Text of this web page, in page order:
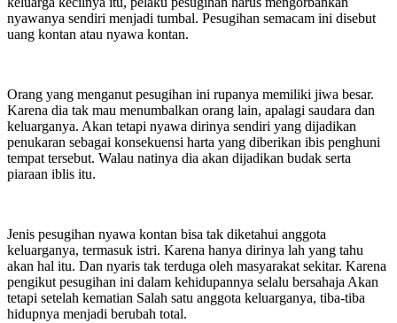
nyawanya sendiri menjadi tumbal. Pesugihan semacam ini disebut
uang kontan atau nyawa kontan.
Orang yang menganut pesugihan ini rupanya memiliki jiwa besar.
Karena dia tak mau menumbalkan orang lain, apalagi saudara dan
keluarganya. Akan tetapi nyawa dirinya sendiri yang dijadikan
penukaran sebagai konsekuensi harta yang diberikan ibis penghuni
tempat tersebut. Walau natinya dia akan dijadikan budak serta
piaraan iblis itu.
Jenis pesugihan nyawa kontan bisa tak diketahui anggota
keluarganya, termasuk istri. Karena hanya dirinya lah yang tahu
akan hal itu. Dan nyaris tak terduga oleh masyarakat sekitar. Karena
pengikut pesugihan ini dalam kehidupannya selalu bersahaja Akan
tetapi setelah kematian Salah satu anggota keluarganya, tiba-tiba
hidupnya menjadi berubah total.